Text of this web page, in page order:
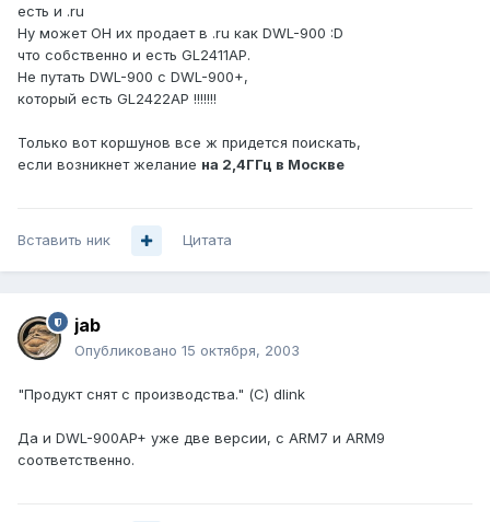
есть и .ru
Ну может ОН их продает в .ru как DWL-900 :D
что собственно и есть GL2411AP.
Не путать DWL-900 с DWL-900+,
который есть GL2422AP !!!!!!!
Только вот коршунов все ж придется поискать,
если возникнет желание на 2,4ГГц в Москве
Вставить ник Цитата
jab
Опубликовано 15 октября, 2003
"Продукт снят с производства." (С) dlink
Да и DWL-900AP+ уже две версии, с ARM7 и ARM9
соответственно.